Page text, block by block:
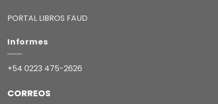
PORTAL LIBROS FAUD
Informes
+54 0223 475-2626
CORREOS